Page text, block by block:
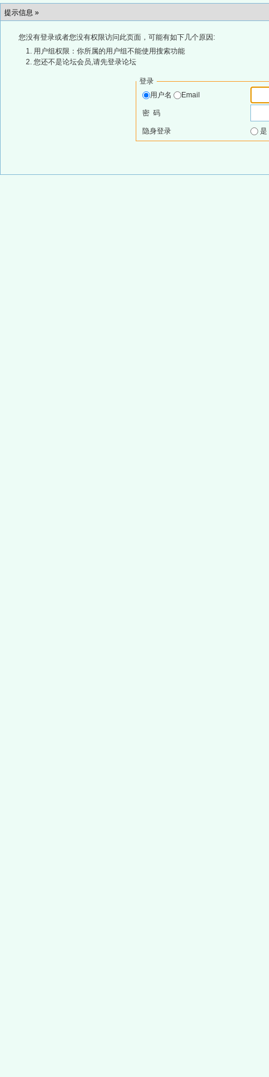
提示信息 »
您没有登录或者您没有权限访问此页面，可能有如下几个原因:
用户组权限：你所属的用户组不能使用搜索功能
您还不是论坛会员,请先登录论坛
登录
用户名
Email
密 码
隐身登录